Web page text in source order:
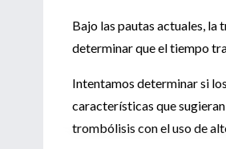
Bajo las pautas actuales,
determinar que el tiempo
Intentamos determinar si
características que
trombólisis con el uso de